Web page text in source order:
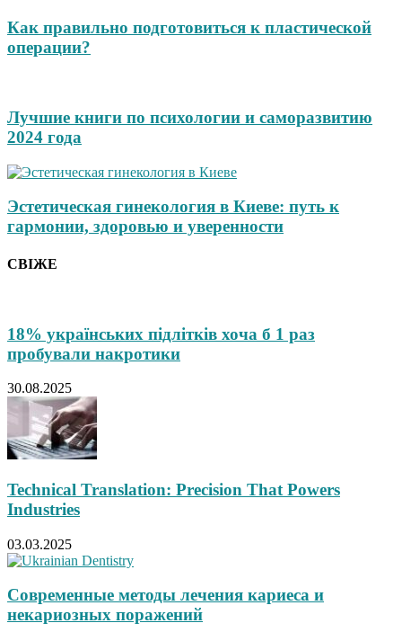
Как правильно подготовиться к пластической
операции?
Лучшие книги по психологии и саморазвитию
2024 года
Эстетическая гинекология в Киеве: путь к
гармонии, здоровью и уверенности
СВІЖЕ
18% українських підлітків хоча б 1 раз
пробували накротики
30.08.2025
Technical Translation: Precision That Powers
Industries
03.03.2025
Современные методы лечения кариеса и
некариозных поражений